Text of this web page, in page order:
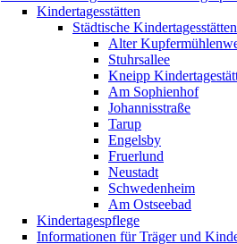
Kindertagesstätten
Städtische Kindertagesstätten
Alter
Stuhrsallee
Kneipp
Am Sophienhof
Johannisstraße
Tarup
Engelsby
Fruerlund
Neustadt
Schwedenheim
Am Ostseebad
Kindertagespflege
Informationen für Träger und